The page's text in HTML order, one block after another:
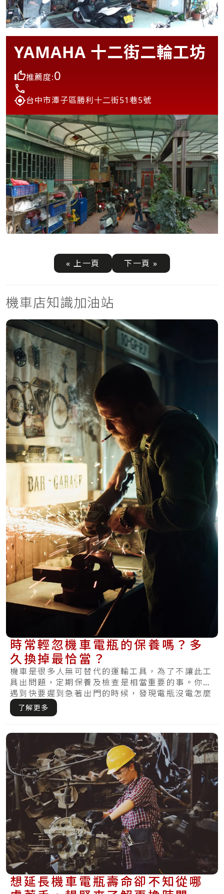
YAMAHA 十二街二輪工坊
推薦度:0
台中市潭子區勝利十二街51巷5號
« 上一頁 下一頁 »
機車店知識加油站
時常輕忽機車電瓶的保養嗎？多
久換掉最恰當？
機車是很多人無可替代的運輸工具，為了不讓此工
具出問題，定期保養及檢查是相當重要的事。你有
遇到快要遲到急著出門的時候，發現電瓶沒電怎麼
樣皆.....
了解更多
想延長機車電瓶壽命卻不知從哪